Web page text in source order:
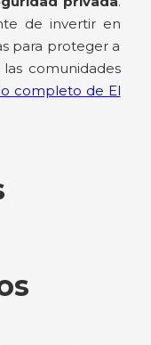
de invertir en
para proteger a
comunidades
completo de El